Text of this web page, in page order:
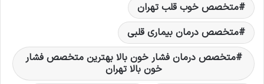
متخصص خوب قلب تهران
متخصص درمان بیماری قلبی
متخصص درمان فشار خون بالا بهترین متخصص فشار
خون بالا تهران